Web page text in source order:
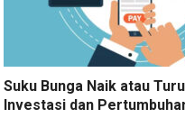
Suku Bunga Naik atau
Investasi dan